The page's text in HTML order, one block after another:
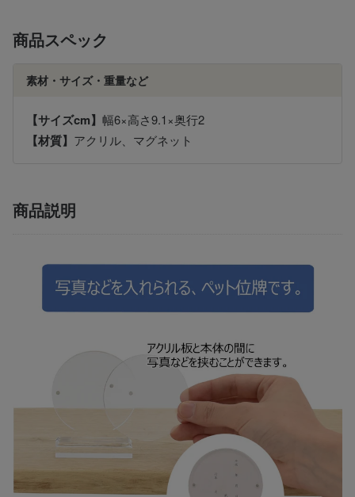
商品スペック
素材・サイズ・重量など
【サイズcm】 幅6×高さ9.1×奥行2
【材質】 アクリル、マグネット
商品説明